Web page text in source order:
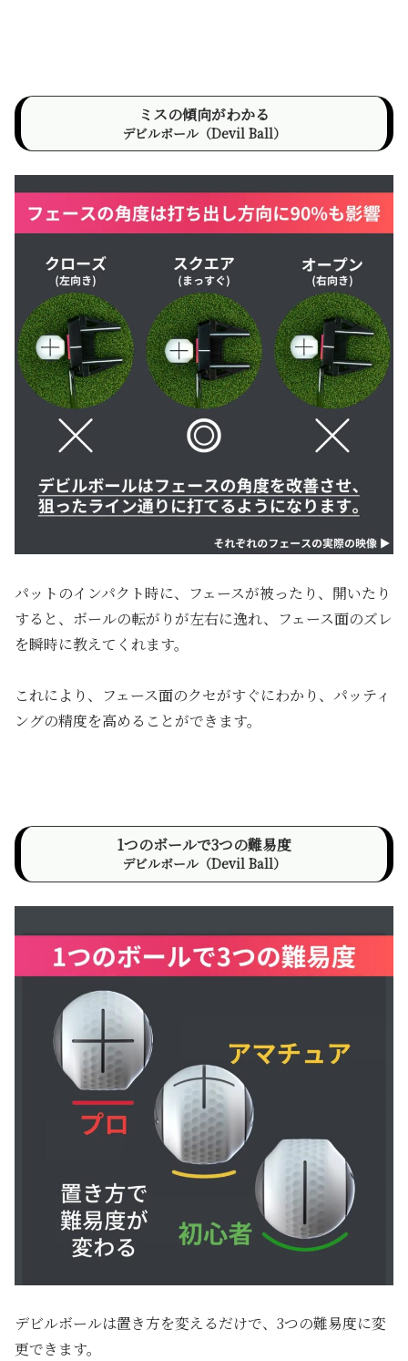
ミスの傾向がわかる
デビルボール（Devil Ball）
パットのインパクト時に、フェースが被ったり、開いたり
すると、ボールの転がりが左右に逸れ、フェース面のズレ
を瞬時に教えてくれます。
これにより、フェース面のクセがすぐにわかり、パッティ
ングの精度を高めることができます。
1つのボールで3つの難易度
デビルボール（Devil Ball）
デビルボールは置き方を変えるだけで、3つの難易度に変
更できます。